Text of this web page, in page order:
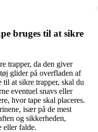
bruges til at sikre
trapper, da den giver
glider på overfladen af
at sikre trapper, skal du
eventuel snavs eller
hvor tape skal placeres.
især på de mest
og sikkerheden,
eller falde.